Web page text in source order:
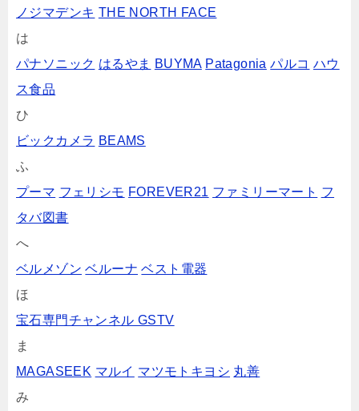
ノジマデンキ THE NORTH FACE
は
パナソニック はるやま BUYMA Patagonia パルコ ハウ
ス食品
ひ
ビックカメラ BEAMS
ふ
プーマ フェリシモ FOREVER21 ファミリーマート フ
タバ図書
へ
ベルメゾン ベルーナ ベスト電器
ほ
宝石専門チャンネル GSTV
ま
MAGASEEK マルイ マツモトキヨシ 丸善
み